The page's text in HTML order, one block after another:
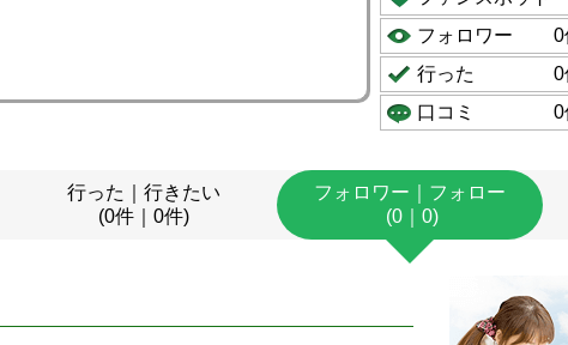
フォロワー
0
行った
0
口コミ
0
行った｜行きたい
(0件｜0件)
フォロワー｜フォロー
(0｜0)